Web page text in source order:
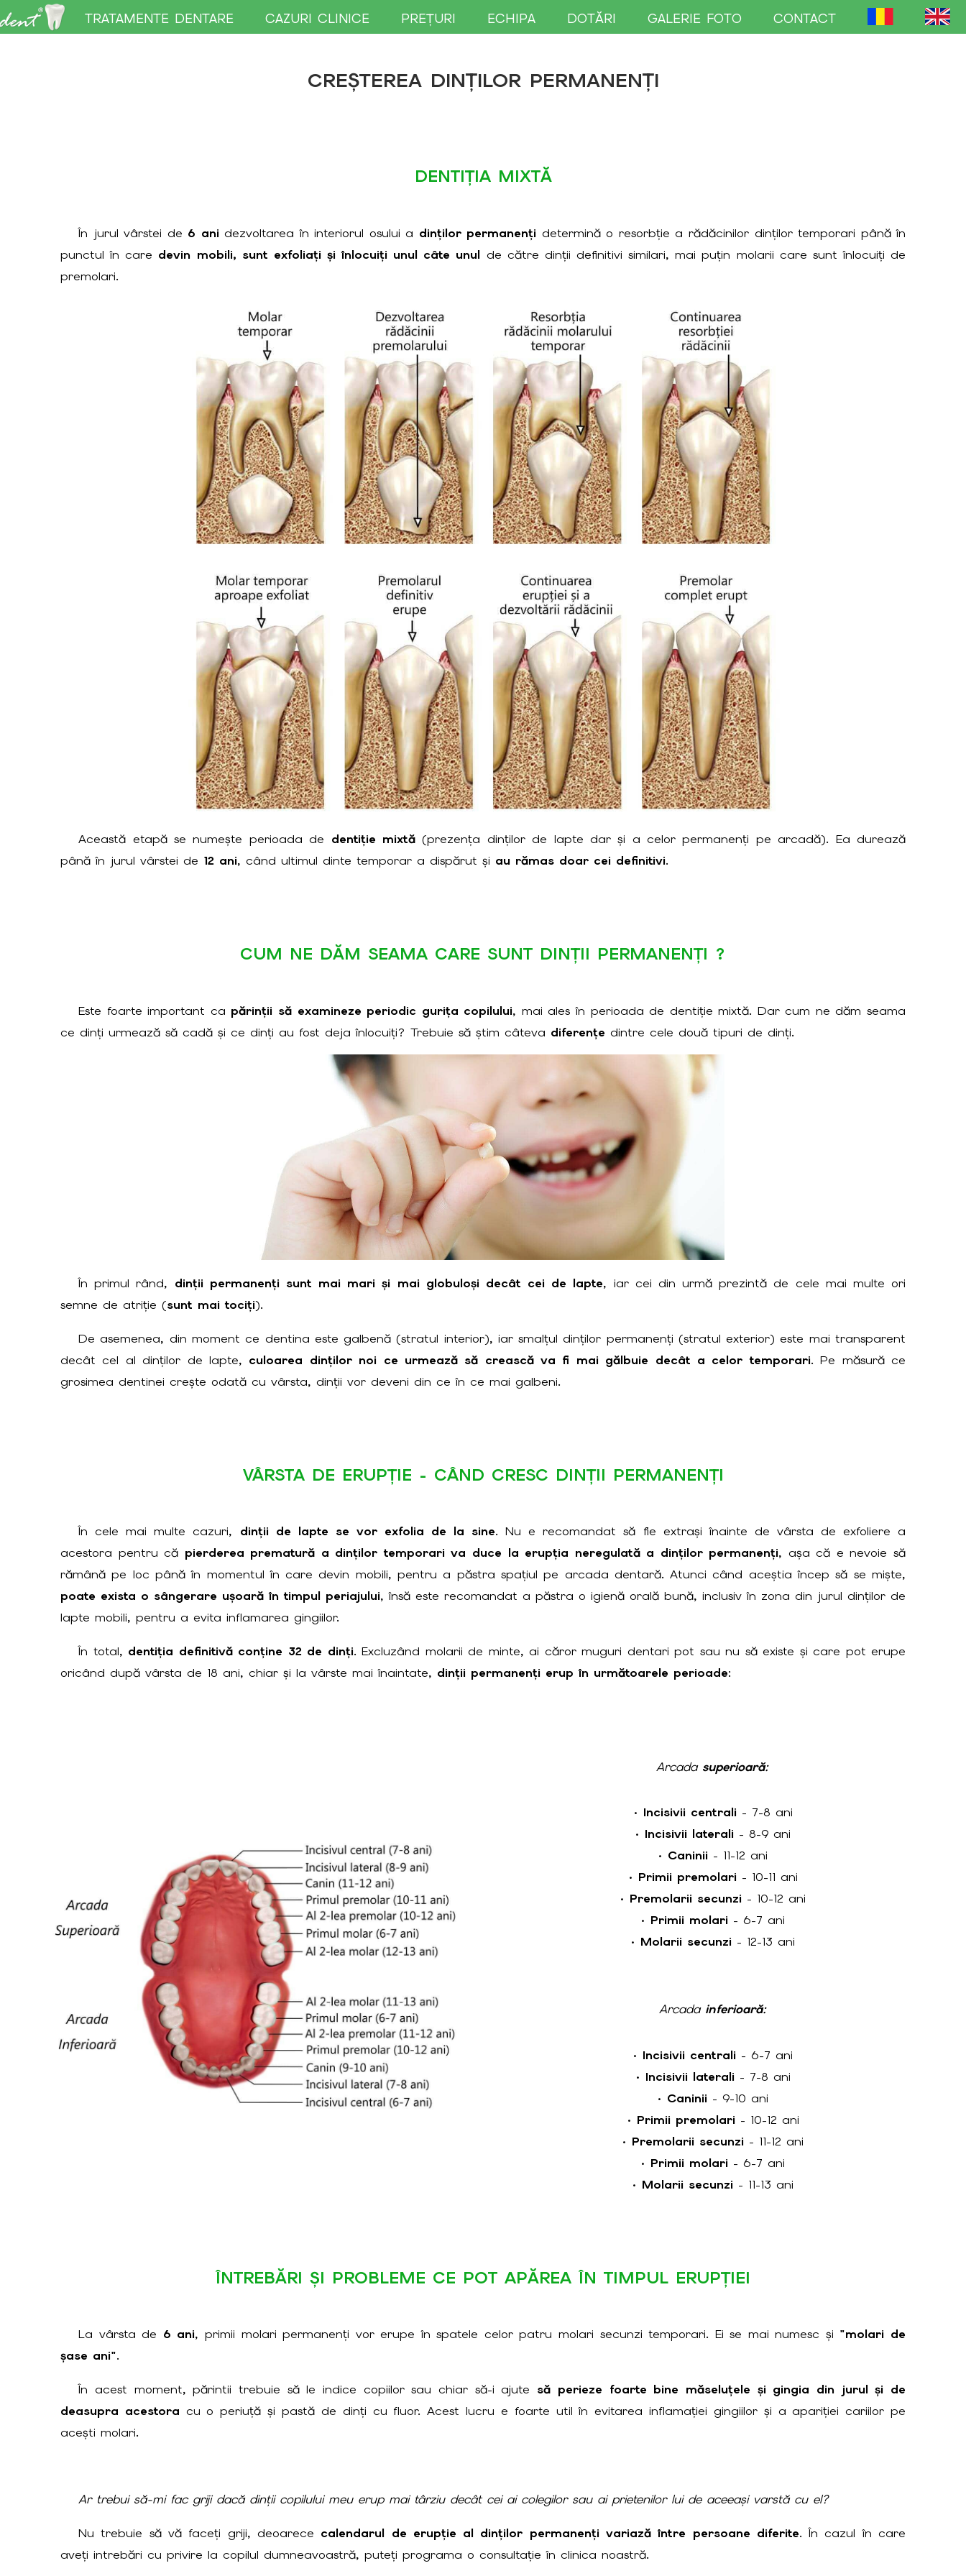
TRATAMENTE DENTARE CAZURI CLINICE PREȚURI ECHIPA DOTĂRI GALERIE FOTO CONTACT
CREȘTEREA DINȚILOR PERMANENȚI
DENTIȚIA MIXTĂ
În jurul vârstei de 6 ani dezvoltarea în interiorul osului a dinților permanenți determină o resorbție a rădăcinilor dinților temporari până în
punctul în care devin mobili, sunt exfoliați și înlocuiți unul câte unul de către dinții definitivi similari, mai puțin molarii care sunt înlocuiți de
premolari.
Această etapă se numește perioada de dentiție mixtă(prezența dinților de lapte dar și a celor permanenți pe arcadă). Ea durează
până în jurul vârstei de 12 ani, când ultimul dinte temporar a dispărut și au rămas doar cei definitivi.
CUM NE DĂM SEAMA CARE SUNT DINȚII PERMANENȚI ?
Este foarte important ca părinții să examineze periodic gurița copilului, mai ales în perioada de dentiție mixtă. Dar cum ne dăm seama
ce dinți urmează să cadă și ce dinți au fost deja înlocuiți? Trebuie să știm câteva diferențe dintre cele două tipuri de dinți.
În primul rând, dinții permanenți sunt mai mari și mai globuloși decât cei de lapte, iar cei din urmă prezintă de cele mai multe ori
semne de atriție (sunt mai tociți).
De asemenea, din moment ce dentina este galbenă (stratul interior), iar smalțul dinților permanenți (stratul exterior) este mai transparent
decât cel al dinților de lapte, culoarea dinților noi ce urmează să crească va fi mai gălbuie decât a celor temporari. Pe măsură ce
grosimea dentinei crește odată cu vârsta, dinții vor deveni din ce în ce mai galbeni.
VÂRSTA DE ERUPȚIE - CÂND CRESC DINȚII PERMANENȚI
În cele mai multe cazuri, dinții de lapte se vor exfolia de la sine. Nu e recomandat să fie extrași înainte de vârsta de exfoliere a
acestora pentru că pierderea prematură a dinților temporari va duce la erupția neregulată a dinților permanenți, așa că e nevoie să
rămână pe loc până în momentul în care devin mobili, pentru a păstra spațiul pe arcada dentară. Atunci când aceștia încep să se miște,
poate exista o sângerare ușoară în timpul periajului, însă este recomandat a păstra o igienă orală bună, inclusiv în zona din jurul dinților de
lapte mobili, pentru a evita inflamarea gingiilor.
În total, dentiția definitivă conține 32 de dinți. Excluzând molarii de minte, ai căror muguri dentari pot sau nu să existe și care pot erupe
oricând după vârsta de 18 ani, chiar și la vârste mai înaintate, dinții permanenți erup în următoarele perioade:
Arcada superioară:
• Incisivii centrali - 7-8 ani
• Incisivii laterali - 8-9 ani
• Caninii - 11-12 ani
• Primii premolari - 10-11 ani
• Premolarii secunzi - 10-12 ani
• Primii molari - 6-7 ani
• Molarii secunzi - 12-13 ani
Arcada inferioară:
• Incisivii centrali - 6-7 ani
• Incisivii laterali - 7-8 ani
• Caninii - 9-10 ani
• Primii premolari - 10-12 ani
• Premolarii secunzi - 11-12 ani
• Primii molari - 6-7 ani
• Molarii secunzi - 11-13 ani
ÎNTREBĂRI ȘI PROBLEME CE POT APĂREA ÎN TIMPUL ERUPȚIEI
La vârsta de 6 ani, primii molari permanenți vor erupe în spatele celor patru molari secunzi temporari. Ei se mai numesc și "molari de
șase ani".
În acest moment, părintii trebuie să le indice copiilor sau chiar să-i ajute să perieze foarte bine măseluțele și gingia din jurul și de
deasupra acestora cu o periuță și pastă de dinți cu fluor. Acest lucru e foarte util în evitarea inflamației gingiilor și a apariției cariilor pe
acești molari.
Ar trebui să-mi fac griji dacă dinții copilului meu erup mai târziu decât cei ai colegilor sau ai prietenilor lui de aceeași varstă cu el?
Nu trebuie să vă faceți griji, deoarece calendarul de erupție al dinților permanenți variază între persoane diferite. În cazul în care
aveți intrebări cu privire la copilul dumneavoastră, puteți programa o consultație în clinica noastră.